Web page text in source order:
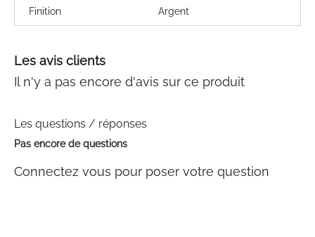
Finition Argent
Les avis clients
Il n'y a pas encore d'avis sur ce produit
Les questions / réponses
Pas encore de questions
Connectez vous pour poser votre question